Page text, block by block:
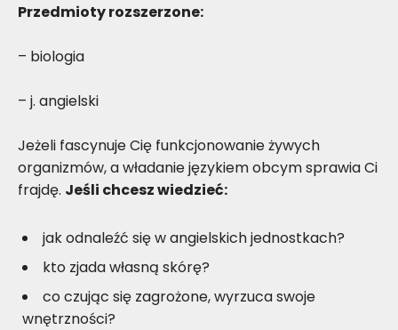
Przedmioty rozszerzone:
– biologia
– j. angielski
Jeżeli fascynuje Cię funkcjonowanie żywych
organizmów, a władanie językiem obcym sprawia Ci
frajdę. Jeśli chcesz wiedzieć:
jak odnaleźć się w angielskich jednostkach?
kto zjada własną skórę?
co czując się zagrożone, wyrzuca swoje
wnętrzności?